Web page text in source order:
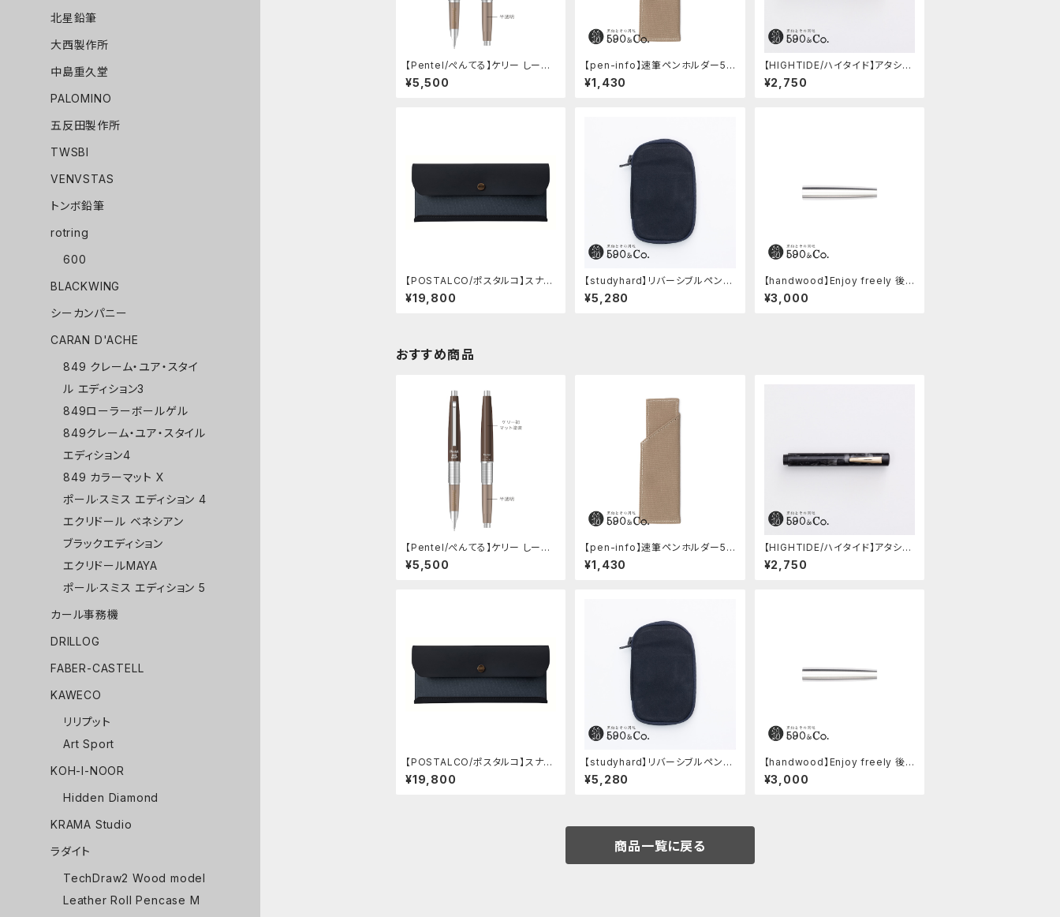
【Pentel/ぺんてる】ケリー しーさ
ーコラボ限定カラー
¥5,500
【pen-info】速筆ペンホルダー59
0&Co.別注色 (ベージュ)
¥1,430
【HIGHTIDE/ハイタイド】アタシェ
マーブル万年筆 (ブラック)
¥2,750
【POSTALCO/ポスタルコ】スナッ
プペンケース (Navy Blue)
¥19,800
【studyhard】リバーシブルペンケ
ース (ブラック)
¥5,280
【handwood】Enjoy freely 後
軸 (超超ジュラルミン)
¥3,000
おすすめ商品
【Pentel/ぺんてる】ケリー しーさ
ーコラボ限定カラー
¥5,500
【pen-info】速筆ペンホルダー59
0&Co.別注色 (ベージュ)
¥1,430
【HIGHTIDE/ハイタイド】アタシェ
マーブル万年筆 (ブラック)
¥2,750
【POSTALCO/ポスタルコ】スナッ
プペンケース (Navy Blue)
¥19,800
【studyhard】リバーシブルペンケ
ース (ブラック)
¥5,280
【handwood】Enjoy freely 後
軸 (超超ジュラルミン)
¥3,000
商品一覧に戻る
北星鉛筆
大西製作所
中島重久堂
PALOMINO
五反田製作所
TWSBI
VENVSTAS
トンボ鉛筆
rotring
600
BLACKWING
シーカンパニー
CARAN D'ACHE
849 クレーム・ユア・スタイ
ル エディション3
849ローラーボールゲル
849クレーム・ユア・スタイル
エディション4
849 カラーマット X
ポール·スミス エディション 4
エクリドール ベネシアン
ブラックエディション
エクリドールMAYA
ポール·スミス エディション 5
カール事務機
DRILLOG
FABER-CASTELL
KAWECO
リリプット
Art Sport
KOH-I-NOOR
Hidden Diamond
KRAMA Studio
ラダイト
TechDraw2 Wood model
Leather Roll Pencase M